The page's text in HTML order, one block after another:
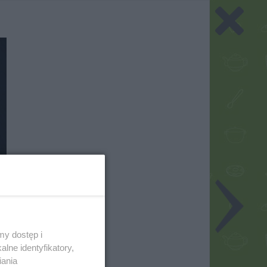
dostęp i
identyfikatory,